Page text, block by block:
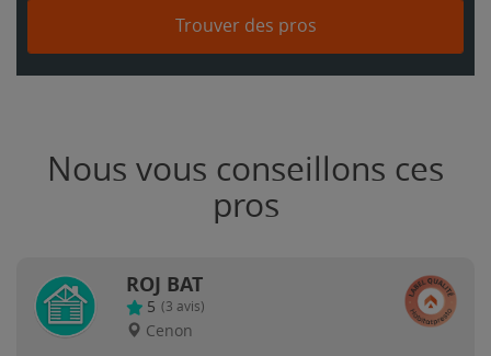
Trouver des pros
Nous vous conseillons ces
pros
ROJ BAT
5 (3 avis)
Cenon